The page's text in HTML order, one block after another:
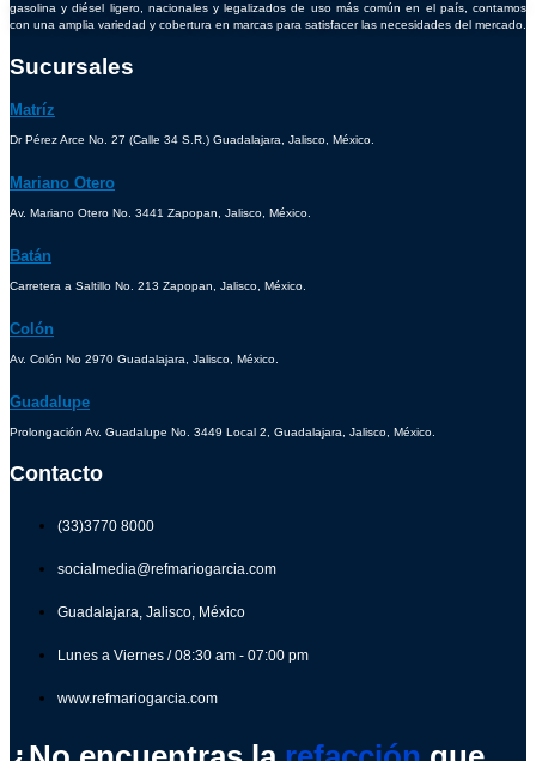
gasolina y diésel ligero, nacionales y legalizados de uso más común en el país, contamos
con una amplia variedad y cobertura en marcas para satisfacer las necesidades del mercado.
Sucursales
Matríz
Dr Pérez Arce No. 27 (Calle 34 S.R.) Guadalajara, Jalisco, México.
Mariano Otero
Av. Mariano Otero No. 3441 Zapopan, Jalisco, México.
Batán
Carretera a Saltillo No. 213 Zapopan, Jalisco, México.
Colón
Av. Colón No 2970 Guadalajara, Jalisco, México.
Guadalupe
Prolongación Av. Guadalupe No. 3449 Local 2, Guadalajara, Jalisco, México.
Contacto
(33)3770 8000
socialmedia@refmariogarcia.com
Guadalajara, Jalisco, México
Lunes a Viernes / 08:30 am - 07:00 pm
www.refmariogarcia.com